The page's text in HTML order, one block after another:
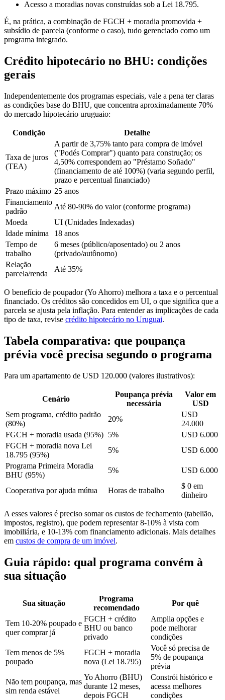
Acesso a moradias novas construídas sob a Lei 18.795.
É, na prática, a combinação de FGCH + moradia promovida +
subsídio de parcela (conforme o caso), tudo gerenciado como um
programa integrado.
Crédito hipotecário no BHU: condições
gerais
Independentemente dos programas especiais, vale a pena ter claras
as condições base do BHU, que concentra aproximadamente 70%
do mercado hipotecário uruguaio:
Condição Detalhe
Taxa de juros
(TEA)
A partir de 3,75% tanto para compra de imóvel
("Podés Comprar") quanto para construção; os
4,50% correspondem ao "Préstamo Soñado"
(financiamento de até 100%) (varia segundo perfil,
prazo e percentual financiado)
Prazo máximo 25 anos
Financiamento
padrão
Até 80-90% do valor (conforme programa)
Moeda
UI (Unidades Indexadas)
Idade mínima
18 anos
Tempo de
trabalho
6 meses (público/aposentado) ou 2 anos
(privado/autônomo)
Relação
parcela/renda
Até 35%
O benefício de poupador (Yo Ahorro) melhora a taxa e o percentual
financiado. Os créditos são concedidos em UI, o que significa que a
parcela se ajusta pela inflação. Para entender as implicações de cada
tipo de taxa, revise crédito hipotecário no Uruguai.
Tabela comparativa: que poupança
prévia você precisa segundo o programa
Para um apartamento de USD 120.000 (valores ilustrativos):
Cenário
Poupança prévia
necessária
Valor em
USD
Sem programa, crédito padrão
(80%)
20%
USD
24.000
FGCH + moradia usada (95%) 5%
USD 6.000
FGCH + moradia nova Lei
18.795 (95%)
5%
USD 6.000
Programa Primeira Moradia
BHU (95%)
5% USD 6.000
Cooperativa por ajuda mútua Horas de trabalho
$ 0 em
dinheiro
A esses valores é preciso somar os custos de fechamento (tabelião,
impostos, registro), que podem representar 8-10% à vista com
imobiliária, e 10-13% com financiamento adicionais. Mais detalhes
em custos de compra de um imóvel.
Guia rápido: qual programa convém à
sua situação
Sua situação
Programa
recomendado
Por quê
Tem 10-20% poupado e
quer comprar já
FGCH + crédito
BHU ou banco
privado
Amplia opções e
pode melhorar
condições
Tem menos de 5%
poupado
FGCH + moradia
nova (Lei 18.795)
Você só precisa de
5% de poupança
prévia
Não tem poupança, mas
sim renda estável
Yo Ahorro (BHU)
durante 12 meses,
depois FGCH
Constrói histórico e
acessa melhores
condições